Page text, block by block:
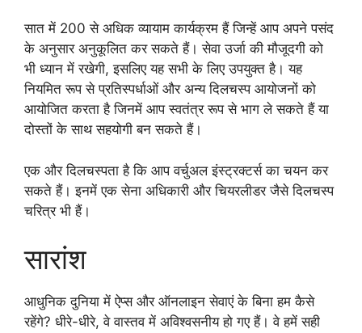
सात में 200 से अधिक व्यायाम कार्यक्रम हैं जिन्हें आप अपने पसंद
के अनुसार अनुकूलित कर सकते हैं। सेवा उर्जा की मौजूदगी को
भी ध्यान में रखेगी, इसलिए यह सभी के लिए उपयुक्त है। यह
नियमित रूप से प्रतिस्पर्धाओं और अन्य दिलचस्प आयोजनों को
आयोजित करता है जिनमें आप स्वतंत्र रूप से भाग ले सकते हैं या
दोस्तों के साथ सहयोगी बन सकते हैं।
एक और दिलचस्पता है कि आप वर्चुअल इंस्ट्रक्टर्स का चयन कर
सकते हैं। इनमें एक सेना अधिकारी और चियरलीडर जैसे दिलचस्प
चरित्र भी हैं।
सारांश
आधुनिक दुनिया में ऐप्स और ऑनलाइन सेवाएं के बिना हम कैसे
रहेंगे? धीरे-धीरे, वे वास्तव में अविश्वसनीय हो गए हैं। वे हमें सही